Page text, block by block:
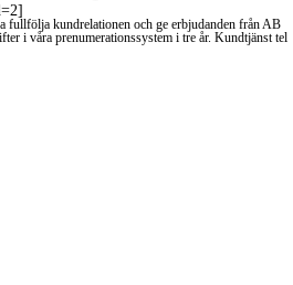
fullfölja kundrelationen och ge erbjudanden från AB
i våra prenumerationssystem i tre år. Kundtjänst tel